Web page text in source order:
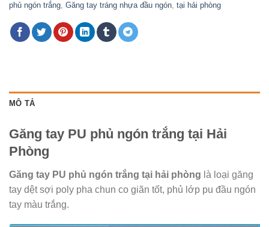
phủ ngón trắng, Găng tay tráng nhựa đầu ngón, tại hải phòng
MÔ TẢ
Găng tay PU phủ ngón trắng tại Hải
Phòng
Găng tay PU phủ ngón trắng tại hải phòng là loại găng
tay dệt sợi poly pha chun co giãn tốt, phủ lớp pu đầu ngón
tay màu trắng.